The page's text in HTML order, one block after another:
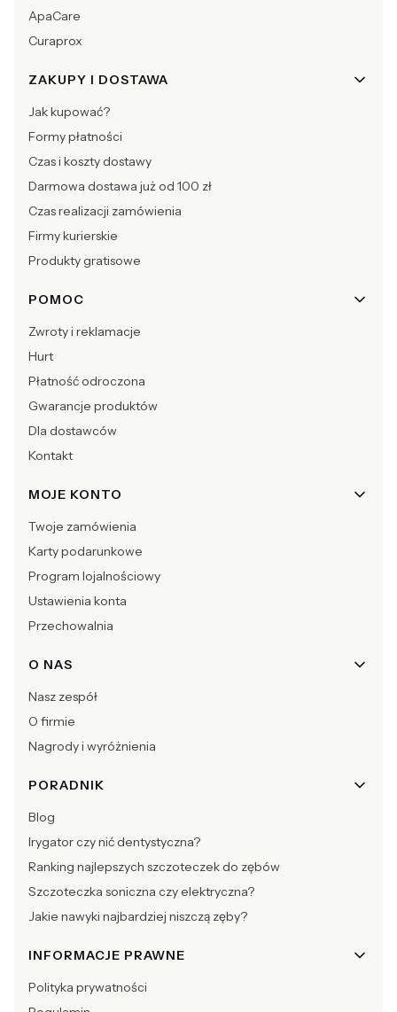
ApaCare
Curaprox
ZAKUPY I DOSTAWA
Jak kupować?
Formy płatności
Czas i koszty dostawy
Darmowa dostawa już od 100 zł
Czas realizacji zamówienia
Firmy kurierskie
Produkty gratisowe
POMOC
Zwroty i reklamacje
Hurt
Płatność odroczona
Gwarancje produktów
Dla dostawców
Kontakt
MOJE KONTO
Twoje zamówienia
Karty podarunkowe
Program lojalnościowy
Ustawienia konta
Przechowalnia
O NAS
Nasz zespół
O firmie
Nagrody i wyróżnienia
PORADNIK
Blog
Irygator czy nić dentystyczna?
Ranking najlepszych szczoteczek do zębów
Szczoteczka soniczna czy elektryczna?
Jakie nawyki najbardziej niszczą zęby?
INFORMACJE PRAWNE
Polityka prywatności